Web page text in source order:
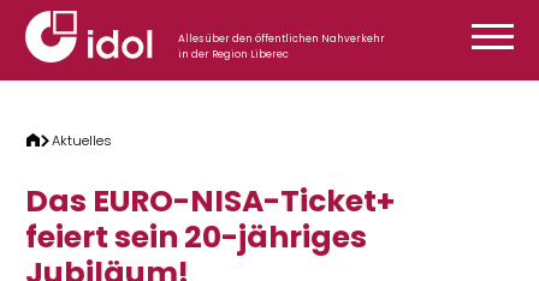
Zum Inhalt springen
Alles über den öffentlichen Nahverkehr
in der Region Liberec
Aktuelles
Das EURO-NISA-Ticket+
feiert sein 20-jähriges